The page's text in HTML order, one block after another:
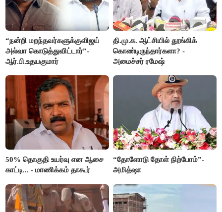
“நன்றி மறந்தவர்களுக்குவிஜய்
அல்வா கொடுத்துவிட்டார்”-
ஆர்.பி.உதயகுமார்
தி.மு.க. ஆட்சியில் தூங்கிக்
கொண்டிருந்தார்களா? -
அமைச்சர் ரமேஷ்
50% தொகுதி உயர்வு என ஆசை
காட்டி... - மாணிக்கம் தாகூர்
“தோளோடு தோள் நிற்போம்”-
அமித்ஷா